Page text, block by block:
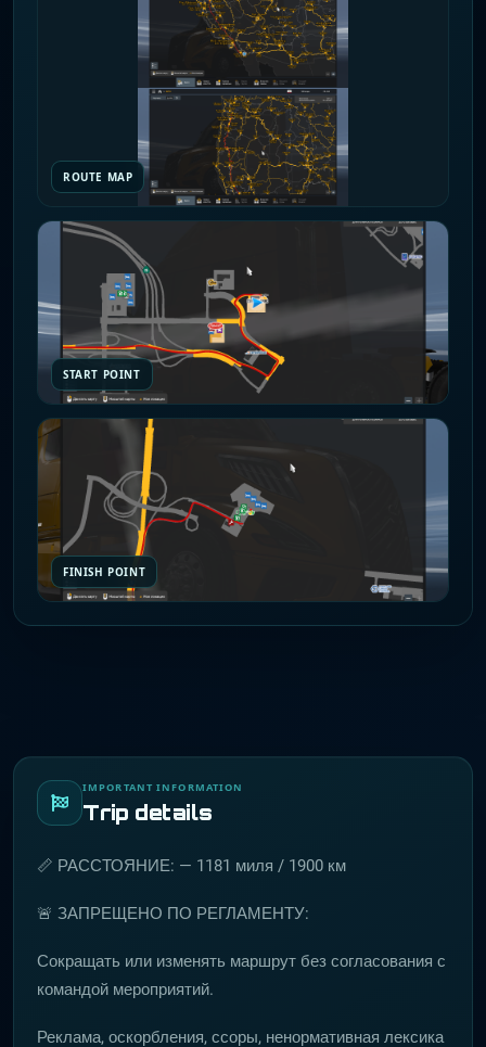
ROUTE MAP
START POINT
FINISH POINT
IMPORTANT INFORMATION
Trip details
📏 РАССТОЯНИЕ: — 1181 миля / 1900 км
🚨 ЗАПРЕЩЕНО ПО РЕГЛАМЕНТУ:
Сокращать или изменять маршрут без согласования с
командой мероприятий.
Реклама, оскорбления, ссоры, ненормативная лексика